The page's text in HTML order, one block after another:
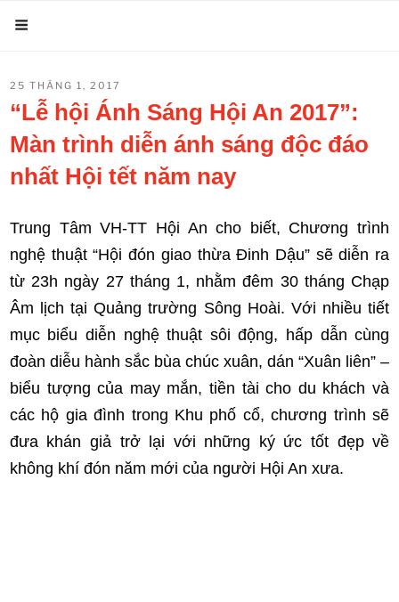
nội
dung
ĐĂNG
TRONG
25 THÁNG 1, 2017
“Lễ hội Ánh Sáng Hội An 2017”:
Màn trình diễn ánh sáng độc đáo
nhất Hội tết năm nay
Trung Tâm VH-TT Hội An cho biết, Chương trình
nghệ thuật “Hội đón giao thừa Đinh Dậu” sẽ diễn ra
từ 23h ngày 27 tháng 1, nhằm đêm 30 tháng Chạp
Âm lịch tại Quảng trường Sông Hoài. Với nhiều tiết
mục biểu diễn nghệ thuật sôi động, hấp dẫn cùng
đoàn diễu hành sắc bùa chúc xuân, dán “Xuân liên” –
biểu tượng của may mắn, tiền tài cho du khách và
các hộ gia đình trong Khu phố cổ, chương trình sẽ
đưa khán giả trở lại với những ký ức tốt đẹp về
không khí đón năm mới của người Hội An xưa.